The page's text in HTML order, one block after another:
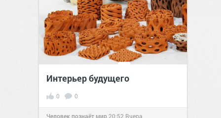
Интерьер будущего
0 0
Человек познаёт мир 20:52 Вчера